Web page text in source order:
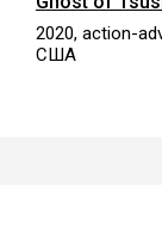
2020, action-
США